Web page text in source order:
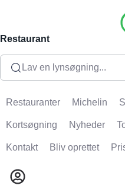
Restaurant
Lav en lynsøgning...
Restauranter Michelin
Kortsøgning Nyheder
Kontakt Bliv oprettet